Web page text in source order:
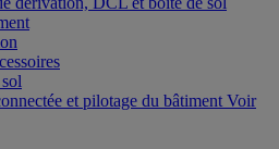
et pilotage du bâtiment Voir